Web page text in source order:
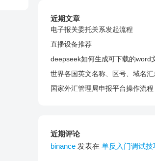
近期文章
电子报关委托关系发起流程
直播设备推荐
deepseek如何生成可下载的word
世界各国英文名称、区号、域名汇
国家外汇管理局申报平台操作流程
近期评论
binance 发表在 单反入门调试技